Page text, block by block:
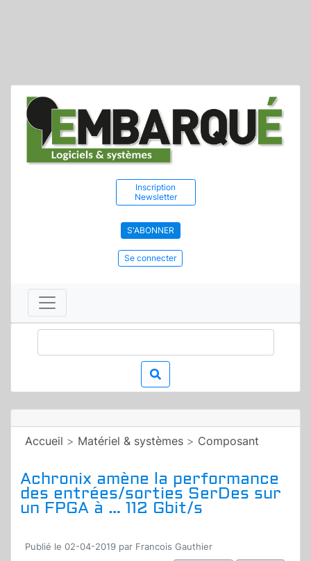
Inscription
Newsletter
S'ABONNER
Se connecter
Accueil > Matériel & systèmes > Composant
Achronix amène la performance
des entrées/sorties SerDes sur
un FPGA à … 112 Gbit/s
Publié le 02-04-2019 par Francois Gauthier